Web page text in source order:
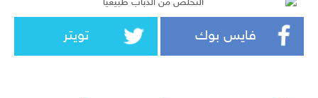
فايس بوك تويتر